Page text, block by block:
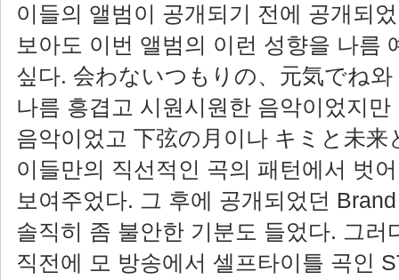
이들의 앨범이 공개되기 전에 공개되
보아도 이번 앨범의 이런 성향을 나름
싶다. 会わないつもりの、元気でね
나름 흥겹고 시원시원한 음악이었지
음악이었고 下弦の月이나 キミと未来
이들만의 직선적인 곡의 패턴에서 벗
보여주었다. 그 후에 공개되었던
솔직히 좀 불안한 기분도 들었다. 그러
직전에 모 방송에서 셀프타이틀 곡인